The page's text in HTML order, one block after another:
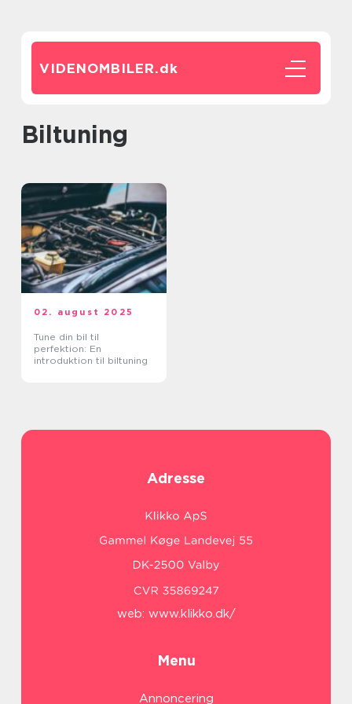
VIDENOMBILER.dk
biltuning
02. august 2025
Tune din bil til
perfektion: En
introduktion til biltuning
Adresse
web: www.klikko.dk/
Menu
Annoncering